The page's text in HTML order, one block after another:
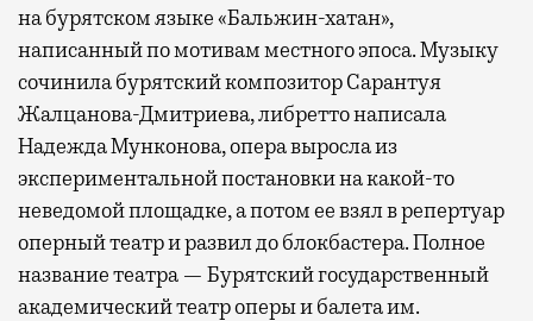
на бурятском языке «Бальжин-хатан»,
написанный по мотивам местного эпоса. Музыку
сочинила бурятский композитор Сарантуя
Жалцанова-Дмитриева, либретто написала
Надежда Мунконова, опера выросла из
экспериментальной постановки на какой-то
неведомой площадке, а потом ее взял в репертуар
оперный театр и развил до блокбастера. Полное
название театра — Бурятский государственный
академический театр оперы и балета им.